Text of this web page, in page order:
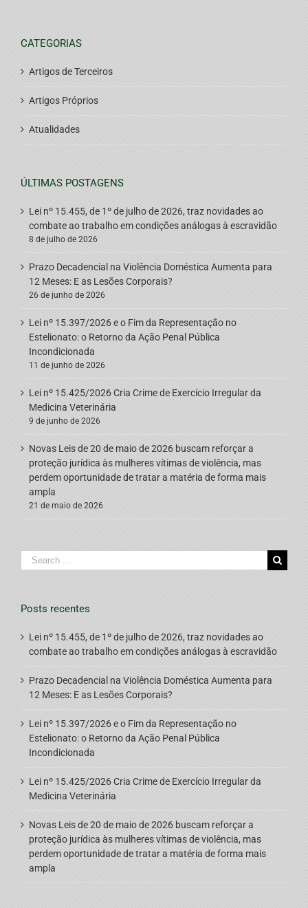
CATEGORIAS
Artigos de Terceiros
Artigos Próprios
Atualidades
ÚLTIMAS POSTAGENS
Lei nº 15.455, de 1º de julho de 2026, traz novidades ao
combate ao trabalho em condições análogas à escravidão
8 de julho de 2026
Prazo Decadencial na Violência Doméstica Aumenta para
12 Meses: E as Lesões Corporais?
26 de junho de 2026
Lei nº 15.397/2026 e o Fim da Representação no
Estelionato: o Retorno da Ação Penal Pública
Incondicionada
11 de junho de 2026
Lei nº 15.425/2026 Cria Crime de Exercício Irregular da
Medicina Veterinária
9 de junho de 2026
Novas Leis de 20 de maio de 2026 buscam reforçar a
proteção jurídica às mulheres vítimas de violência, mas
perdem oportunidade de tratar a matéria de forma mais
ampla
21 de maio de 2026
Search
for:
Posts recentes
Lei nº 15.455, de 1º de julho de 2026, traz novidades ao
combate ao trabalho em condições análogas à escravidão
Prazo Decadencial na Violência Doméstica Aumenta para
12 Meses: E as Lesões Corporais?
Lei nº 15.397/2026 e o Fim da Representação no
Estelionato: o Retorno da Ação Penal Pública
Incondicionada
Lei nº 15.425/2026 Cria Crime de Exercício Irregular da
Medicina Veterinária
Novas Leis de 20 de maio de 2026 buscam reforçar a
proteção jurídica às mulheres vítimas de violência, mas
perdem oportunidade de tratar a matéria de forma mais
ampla